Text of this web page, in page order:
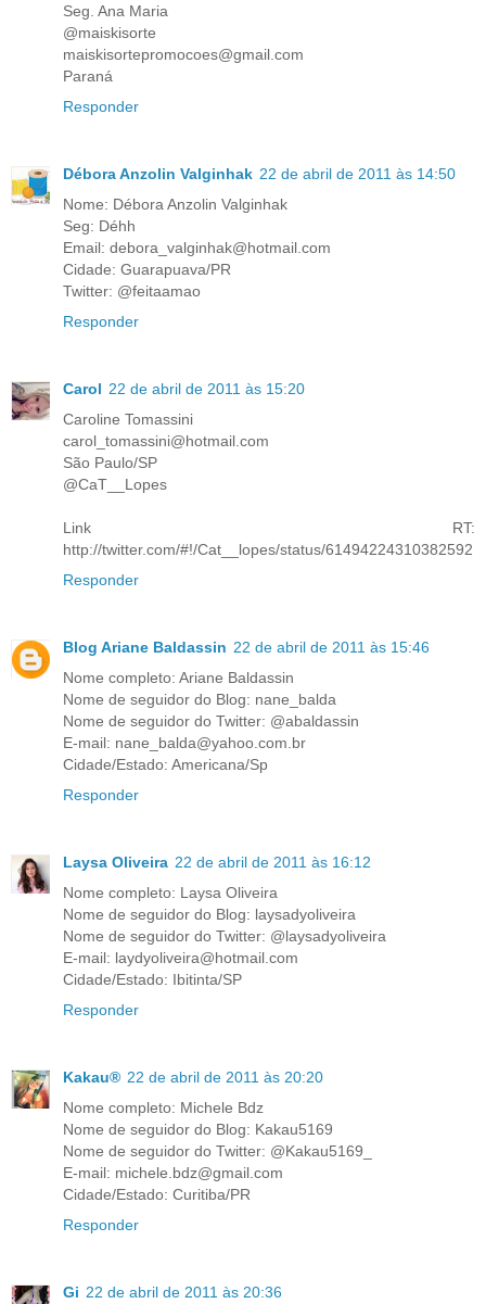
Seg. Ana Maria
@maiskisorte
maiskisortepromocoes@gmail.com
Paraná
Responder
Débora Anzolin Valginhak 22 de abril de 2011 às 14:50
Nome: Débora Anzolin Valginhak
Seg: Déhh
Email: debora_valginhak@hotmail.com
Cidade: Guarapuava/PR
Twitter: @feitaamao
Responder
Carol 22 de abril de 2011 às 15:20
Caroline Tomassini
carol_tomassini@hotmail.com
São Paulo/SP
@CaT__Lopes
Link RT:
http://twitter.com/#!/Cat__lopes/status/61494224310382592
Responder
Blog Ariane Baldassin 22 de abril de 2011 às 15:46
Nome completo: Ariane Baldassin
Nome de seguidor do Blog: nane_balda
Nome de seguidor do Twitter: @abaldassin
E-mail: nane_balda@yahoo.com.br
Cidade/Estado: Americana/Sp
Responder
Laysa Oliveira 22 de abril de 2011 às 16:12
Nome completo: Laysa Oliveira
Nome de seguidor do Blog: laysadyoliveira
Nome de seguidor do Twitter: @laysadyoliveira
E-mail: laydyoliveira@hotmail.com
Cidade/Estado: Ibitinta/SP
Responder
Kakau® 22 de abril de 2011 às 20:20
Nome completo: Michele Bdz
Nome de seguidor do Blog: Kakau5169
Nome de seguidor do Twitter: @Kakau5169_
E-mail: michele.bdz@gmail.com
Cidade/Estado: Curitiba/PR
Responder
Gi 22 de abril de 2011 às 20:36